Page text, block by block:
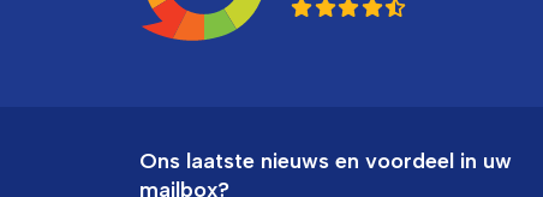
Ons laatste nieuws en voordeel in uw
mailbox?